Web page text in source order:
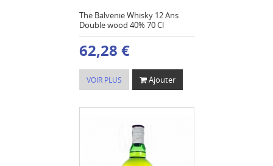
The Balvenie Whisky 12 Ans
Double wood 40% 70 Cl
62,28 €
VOIR PLUS Ajouter